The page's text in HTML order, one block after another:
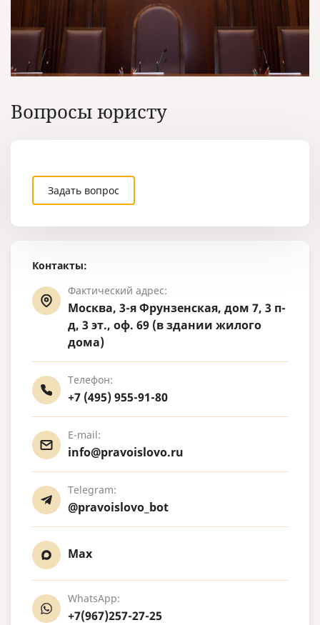
Контакты:
Фактический адрес:
Москва, 3-я Фрунзенская, дом 7, 3 п-
д, 3 эт., оф. 69 (в здании жилого
дома)
Телефон:
+7 (495) 955-91-80
E-mail:
info@pravoislovo.ru
Telegram:
@pravoislovo_bot
Max
WhatsApp:
+7(967)257-27-25
Вопросы юристу
Задать вопрос